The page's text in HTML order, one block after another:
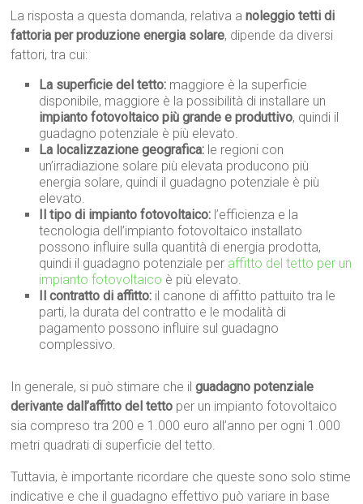
La risposta a questa domanda, relativa anoleggio tetti di
fattoria per produzione energia solare, dipende da diversi
fattori, tra cui:
La superficie del tetto: maggiore è la superficie
disponibile, maggiore è la possibilità di installare un
impianto fotovoltaico più grande e produttivo, quindi il
guadagno potenziale è più elevato.
La localizzazione geografica: le regioni con
un’irradiazione solare più elevata producono più
energia solare, quindi il guadagno potenziale è più
elevato.
Il tipo di impianto fotovoltaico: l’efficienza e la
tecnologia dell’impianto fotovoltaico installato
possono influire sulla quantità di energia prodotta,
quindi il guadagno potenziale per affitto del tetto per un
impianto fotovoltaico è più elevato.
Il contratto di affitto: il canone di affitto pattuito tra le
parti, la durata del contratto e le modalità di
pagamento possono influire sul guadagno
complessivo.
In generale, si può stimare che ilguadagno potenziale
derivante dall’affitto del tetto per un impianto fotovoltaico
sia compreso tra 200 e 1.000 euro all’anno per ogni 1.000
metri quadrati di superficie del tetto.
Tuttavia, è importante ricordare che queste sono solo stime
indicative e che il guadagno effettivo può variare in base